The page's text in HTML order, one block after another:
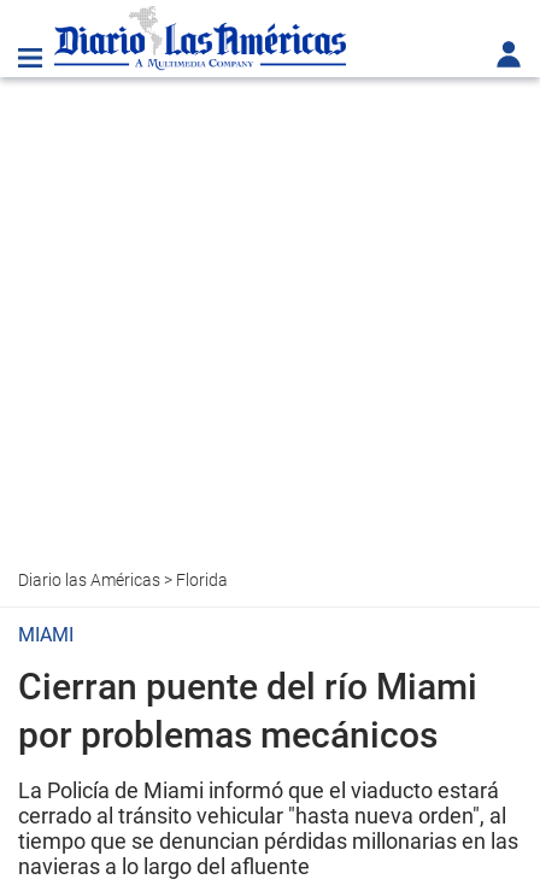
Diario las Américas> Florida
MIAMI
Cierran puente del río Miami
por problemas mecánicos
La Policía de Miami informó que el viaducto estará
cerrado al tránsito vehicular "hasta nueva orden", al
tiempo que se denuncian pérdidas millonarias en las
navieras a lo largo del afluente